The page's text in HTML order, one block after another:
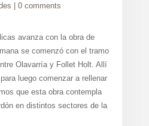
0 comments
avanza con la obra de
se comenzó con el tramo
Olavarría y Follet Holt. Allí
luego comenzar a rellenar
que esta obra contempla
en distintos sectores de la